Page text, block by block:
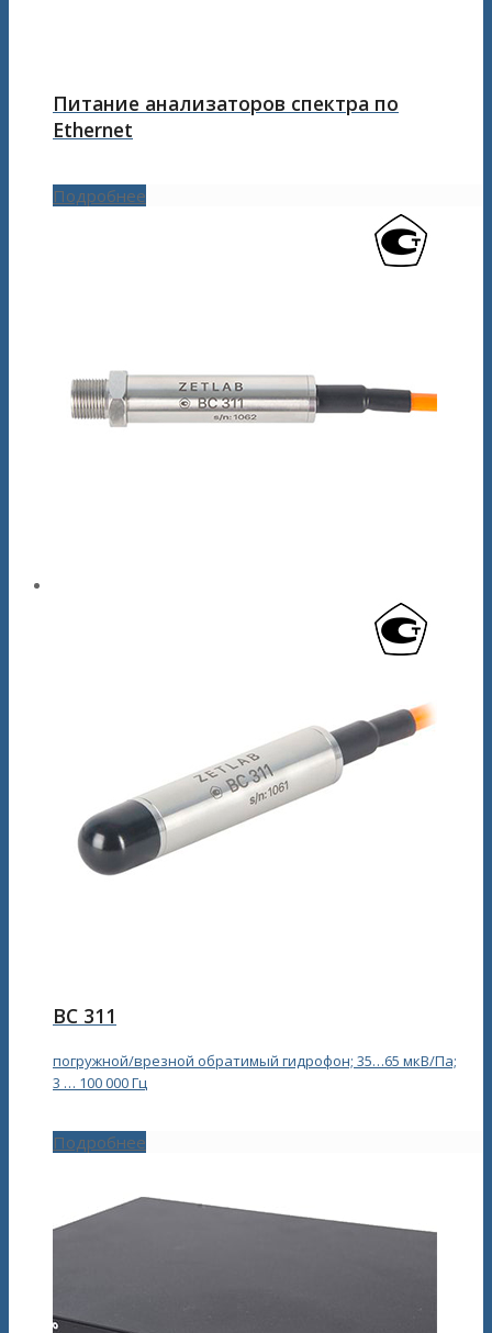
Питание анализаторов спектра по
Ethernet
Подробнее
ВС 311
погружной/врезной обратимый гидрофон; 35…65 мкВ/Па;
3 … 100 000 Гц
Подробнее